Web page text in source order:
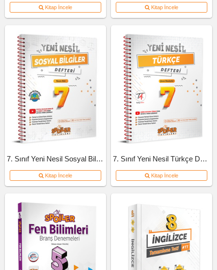
Kitap İncele Kitap İncele
7. Sınıf Yeni Nesil Sosyal Bilgiler Defteri
Kitap İncele
7. Sınıf Yeni Nesil Türkçe Defteri
Kitap İncele